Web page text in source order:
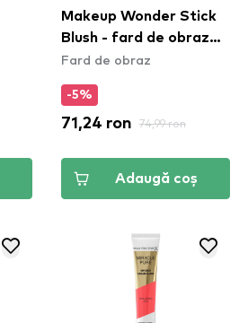
Makeup Wonder Stick
Blush - fard de obraz
Coral & Deep Peach
Fard de obraz
-5%
71,24 ron 74,99 ron
Adaugă coș